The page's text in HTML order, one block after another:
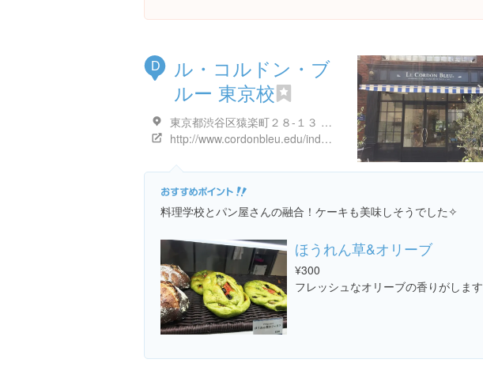
D
ル・コルドン・ブ
ルー 東京校
東京都渋谷区猿楽町２８-１３ ROOB-1
http://www.cordonbleu.edu/index.cfm?fa=FrontEndMod.HomePage&SetLangID=4
料理学校とパン屋さんの融合！ケーキも美味しそうでした✧
ほうれん草&オリーブ
¥300
フレッシュなオリーブの香りがします